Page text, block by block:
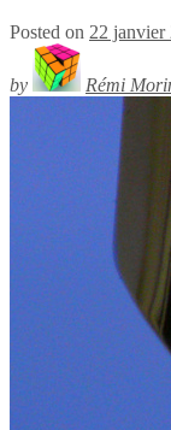
Posted on 22 janvier
by Rémi